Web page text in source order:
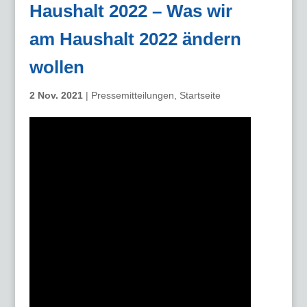
Haushalt 2022 – Was wir
am Haushalt 2022 ändern
wollen
2 Nov. 2021| Pressemitteilungen Startseite